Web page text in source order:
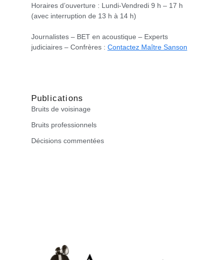
Publications
Bruits de voisinage
Bruits professionnels
Décisions commentées
Horaires d’ouverture : Lundi-Vendredi 9 h – 17 h
(avec interruption de 13 h à 14 h)
Journalistes – BET en acoustique – Experts
judiciaires – Confrères : Contactez Maître Sanson